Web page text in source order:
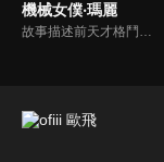
機械女僕‧瑪麗
故事描述前天才格鬥家‧瑪麗現在的新工作是大財閥的繼承人‧亞瑟的專屬女僕。 然而，由於亞瑟十分冷酷&超級討厭人類，她只好假扮成機器人。如果被發現是人類一定會小命不保，但亞瑟對無機物卻非常溫柔……意想不到的溺愛路線！？ 而且，刺客還接連出現──！？ 爆笑又甜蜜的最強戀愛喜劇就此展開。